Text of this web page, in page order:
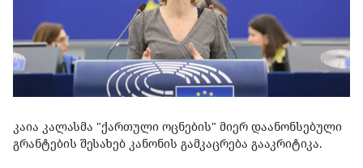
კაია კალასმა "ქართული ოცნების" მიერ დაანონსებული
გრანტების შესახებ კანონის გამკაცრება გააკრიტიკა.